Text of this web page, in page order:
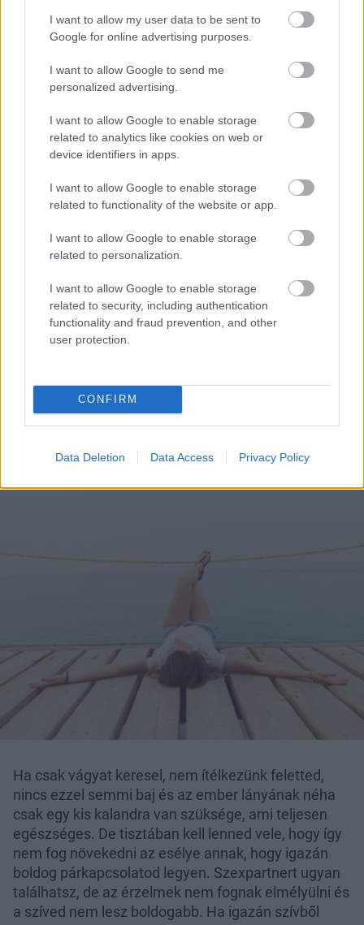
I want to allow my user data to be sent to
Google for online advertising purposes.
I want to allow Google to send me
personalized advertising.
I want to allow Google to enable storage
related to analytics like cookies on web or
device identifiers in apps.
I want to allow Google to enable storage
related to functionality of the website or app.
I want to allow Google to enable storage
related to personalization.
I want to allow Google to enable storage
related to security, including authentication
functionality and fraud prevention, and other
user protection.
CONFIRM
Data Deletion Data Access Privacy Policy
baráti kapcsolataidat is egyensúlyban, összhangban
tartsd - ez a biztos alap szükséges ahhoz, hogy a
szerelmet is megtaláld. És, ha már hasonlítgatásnál
tartunk, a legrosszabb, amit magaddal tehetsz, ha a
párod előző barátnőihez hasonlítod magad, ha
korábbi párjaidra is, ne próbáld összehasonlítani a
jelenlegit egy múltbélivel, mert azzal csak tönkre
tehetsz mindent.
Szerelem és vágy hosszú távon? Lehetséges!
Azok az emberek, akik biztonságban érzik magukat,
szeretik őket és könnyen kifejezik érzelmeiket,
általában egészséges kapcsolatban vannak. Egy jó
ismerni a határaidat. A boldogság pedig nem cél,
hanem egy olyan lelkiállapot, ami egy természetes
módon jó állapotból származik. Légy hű
Miért szinglik az okos, szép nők?
Ha csak vágyat keresel, nem ítélkezünk feletted,
nincs ezzel semmi baj és az ember lányának néha
csak egy kis kalandra van szüksége, ami teljesen
egészséges. De tisztában kell lenned vele, hogy így
nem fog növekedni az esélye annak, hogy igazán
boldog párkapcsolatod legyen. Szexpartnert ugyan
találhatsz, de az érzelmek nem fognak elmélyülni és
a szíved nem lesz boldogabb. Ha igazán szívből